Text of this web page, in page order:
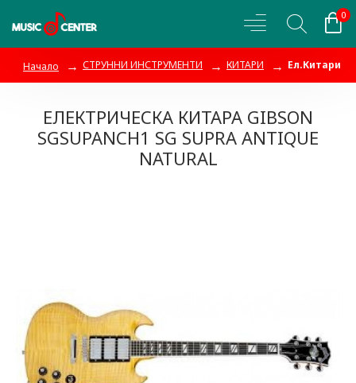
0
Начало СТРУННИ ИНСТРУМЕНТИ КИТАРИ Ел.Китари
ЕЛЕКТРИЧЕСКА КИТАРА GIBSON
SGSUPANCH1 SG SUPRA ANTIQUE
NATURAL